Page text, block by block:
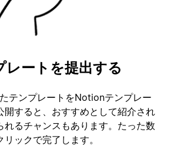
レートを提出する
テンプレートをNotionテンプレー
開すると、おすすめとして紹介され
れるチャンスもあります。たった数
リックで完了します。